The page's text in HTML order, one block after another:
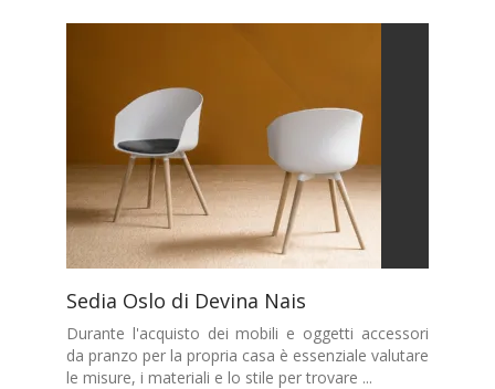
Sedia Oslo di Devina Nais
Durante l'acquisto dei mobili e oggetti accessori
da pranzo per la propria casa è essenziale valutare
le misure, i materiali e lo stile per trovare ...